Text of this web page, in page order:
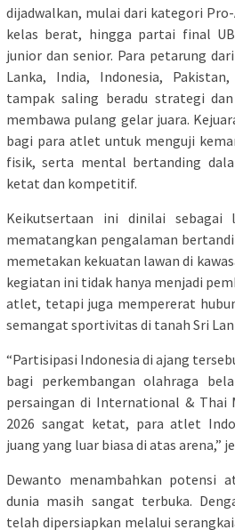
dijadwalkan, mulai dari kategori
kelas berat, hingga partai final
junior dan senior. Para petarung
Lanka, India, Indonesia,
tampak saling beradu strategi
membawa pulang gelar juara.
bagi para atlet untuk menguji
fisik, serta mental bertanding
ketat dan kompetitif.
Keikutsertaan ini dinilai sebagai
mematangkan pengalaman
memetakan kekuatan lawan di
kegiatan ini tidak hanya menjadi
atlet, tetapi juga mempererat
semangat sportivitas di tanah Sri
“Partisipasi Indonesia di ajang
bagi perkembangan olahraga
persaingan di International & Thai
2026 sangat ketat, para atlet
juang yang luar biasa di atas arena,”
Dewanto menambahkan potensi
dunia masih sangat terbuka.
telah dipersiapkan melalui